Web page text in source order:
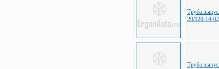
Труба
20/120-14-
Труба